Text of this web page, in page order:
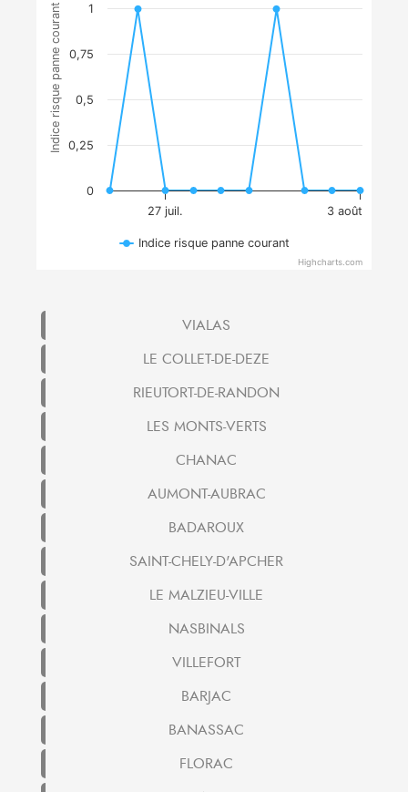
Indice risque panne courant
27 juil. 3 août
0
0,25
0,5
0,75
1
Indice risque panne courant
Highcharts.com
VIALAS
LE COLLET-DE-DEZE
RIEUTORT-DE-RANDON
LES MONTS-VERTS
CHANAC
AUMONT-AUBRAC
BADAROUX
SAINT-CHELY-D'APCHER
LE MALZIEU-VILLE
NASBINALS
VILLEFORT
BARJAC
BANASSAC
FLORAC